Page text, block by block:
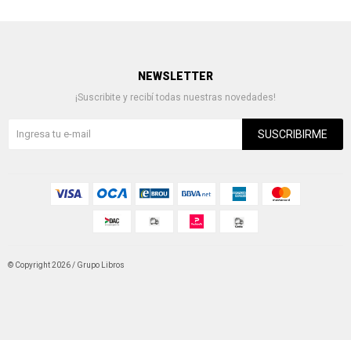
NEWSLETTER
¡Suscribite y recibí todas nuestras novedades!
SUSCRIBIRME
© Copyright 2026 / Grupo Libros